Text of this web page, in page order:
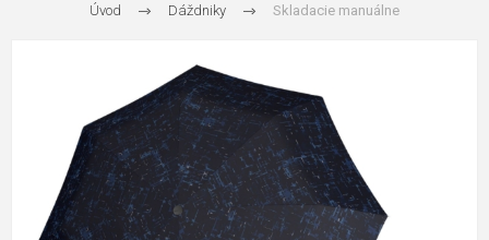
Úvod Dáždniky Skladacie manuálne